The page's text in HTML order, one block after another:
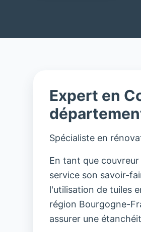
Expert en
Spécialiste en
En tant que
service son savoir-
l'utilisation de tuiles
région Bourgogne-
assurer une